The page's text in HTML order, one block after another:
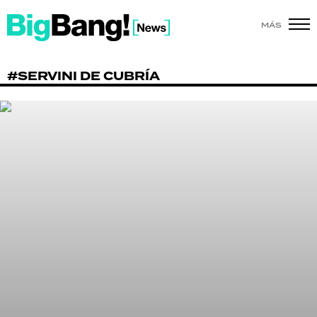
MÁS
#SERVINI DE CUBRÍA
SHOW
POLÍTICA